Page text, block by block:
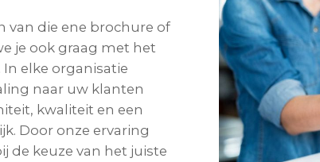
van die ene brochure of
je ook graag met het
elke organisatie
naar uw klanten
kwaliteit en een
Door onze ervaring
de keuze van het juiste